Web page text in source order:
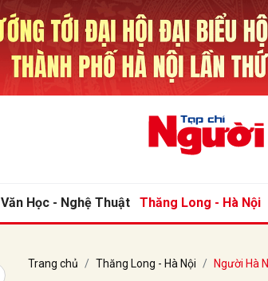
Văn Học - Nghệ Thuật Thăng Long - Hà Nội
Trang chủ Thăng Long - Hà Nội Người Hà
Gửi bình luận